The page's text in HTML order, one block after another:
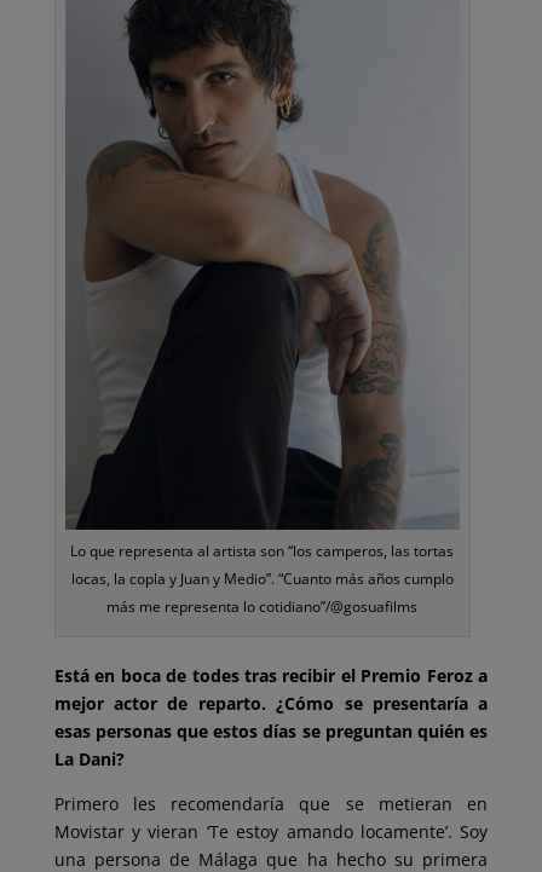
Lo que representa al artista son “los camperos, las tortas
locas, la copla y Juan y Medio”. “Cuanto más años cumplo
más me representa lo cotidiano”/@gosuafilms
Está en boca de todes tras recibir el Premio Feroz a
mejor actor de reparto. ¿Cómo se presentaría a
esas personas que estos días se preguntan quién es
La Dani?
Primero les recomendaría que se metieran en
Movistar y vieran ‘Te estoy amando locamente’. Soy
una persona de Málaga que ha hecho su primera